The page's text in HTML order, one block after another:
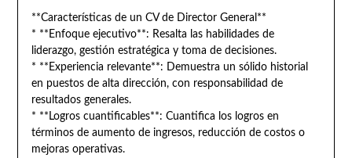
**Características de un CV de Director General**
* **Enfoque ejecutivo**: Resalta las habilidades de
liderazgo, gestión estratégica y toma de decisiones.
* **Experiencia relevante**: Demuestra un sólido historial
en puestos de alta dirección, con responsabilidad de
resultados generales.
* **Logros cuantificables**: Cuantifica los logros en
términos de aumento de ingresos, reducción de costos o
mejoras operativas.